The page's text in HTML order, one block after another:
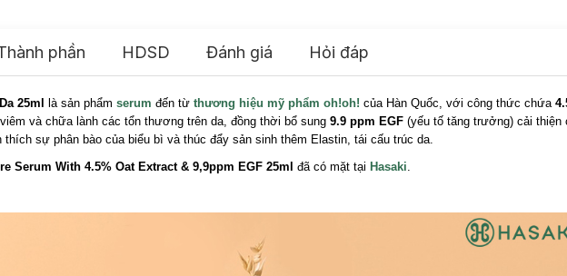
phần HDSD Đánh giá Hỏi đáp
25ml là sản phẩm serum đến từ thương hiệu mỹ phẩm oh!oh! của Hàn Quốc, với công thức chứa
và chữa lành các tổn thương trên da, đồng thời bổ sung 9.9 ppm EGF (yếu tố tăng trưởng) cải thiện
sự phân bào của biểu bì và thúc đẩy sản sinh thêm Elastin, tái cấu trúc da.
Serum With 4.5% Oat Extract & 9,9ppm EGF 25ml đã có mặt tại Hasaki